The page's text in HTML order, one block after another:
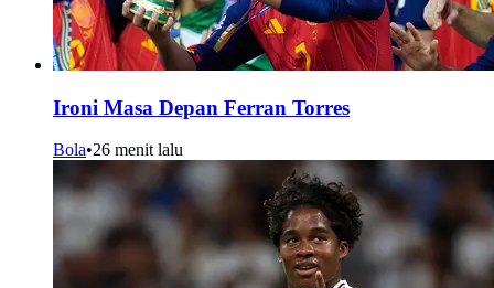
Ironi Masa Depan Ferran Torres
Bola•26 menit lalu